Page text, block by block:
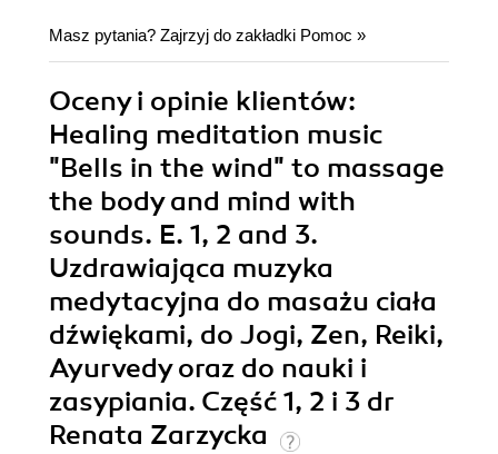
Masz pytania? Zajrzyj do zakładki Pomoc »
Oceny i opinie klientów:
Healing meditation music
"Bells in the wind" to massage
the body and mind with
sounds. E. 1, 2 and 3.
Uzdrawiająca muzyka
medytacyjna do masażu ciała
dźwiękami, do Jogi, Zen, Reiki,
Ayurvedy oraz do nauki i
zasypiania. Część 1, 2 i 3 dr
Renata Zarzycka